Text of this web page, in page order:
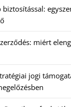
biztosítással:
miért
jogi